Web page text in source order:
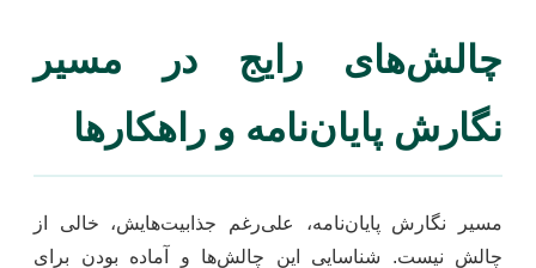
چالش‌های رایج در مسیر
نگارش پایان‌نامه و راهکارها
مسیر نگارش پایان‌نامه، علی‌رغم جذابیت‌هایش، خالی از
چالش نیست. شناسایی این چالش‌ها و آماده بودن برای